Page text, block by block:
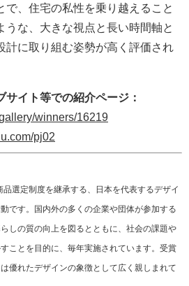
で、住宅の私性を乗り越えること
うな、大きな視点と長い時間軸と
計に取り組む姿勢が高く評価され
イト等での紹介ページ：
winners/16219
pj02
選定制度を継承する、日本を代表するデザイ
です。国内外の多くの企業や団体が参加する
しの質の向上を図るとともに、社会の課題や
ことを目的に、毎年実施されています。受賞
優れたデザインの象徴として広く親しまれて